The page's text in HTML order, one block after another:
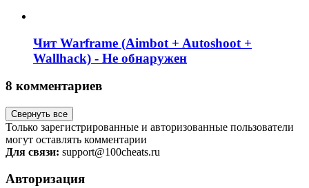
Чит Warframe (Aimbot + Autoshoot +
Wallhack) - Не обнаружен
8 комментариев
Свернуть все
Только зарегистрированные и авторизованные пользователи
могут оставлять комментарии
Для связи: support@100cheats.ru
Авторизация